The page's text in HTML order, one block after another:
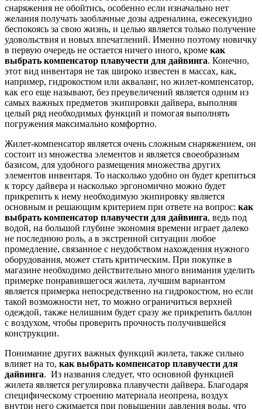
снаряжения не обойтись, особенно если изначально нет
желания получать заоблачные дозы адреналина, ежесекундно
беспокоясь за свою жизнь, и целью является только получение
удовольствия и новых впечатлений. Именно поэтому новичку
в первую очередь не остается ничего иного, кроме как
выбрать компенсатор плавучести для дайвинга. Конечно,
этот вид инвентаря не так широко известен в массах, как,
например, гидрокостюм или акваланг, но жилет-компенсатор,
как его еще называют, без преувеличений является одним из
самых важных предметов экипировки дайвера, выполняя
целый ряд необходимых функций и помогая выполнять
погружения максимально комфортно.
Жилет-компенсатор является очень сложным снаряжением, он
состоит из множества элементов и является своеобразным
базисом, для удобного размещения множества других
элементов инвентаря. То насколько удобно он будет крепиться
к торсу дайвера и насколько эргономично можно будет
прикрепить к нему необходимую экипировку является
основным и решающим критерием при ответе на вопрос: как
выбрать компенсатор плавучести для дайвинга, ведь под
водой, на большой глубине экономия времени играет далеко
не последнюю роль, а в экстренной ситуации любое
промедление, связанное с неудобством нахождения нужного
оборудования, может стать критическим. При покупке в
магазине необходимо действительно много внимания уделить
примерке понравившегося жилета, лучшим вариантом
является примерка непосредственно на гидрокостюм, но если
такой возможности нет, то можно ограничиться верхней
одеждой, также нелишним будет сразу же прикрепить баллон
с воздухом, чтобы проверить прочность получившейся
конструкции.
Понимание других важных функций жилета, также сильно
влияет на то, как выбрать компенсатор плавучести для
дайвинга. Из названия следует, что основной функцией
жилета является регулировка плавучести дайвера. Благодаря
специфическому строению материала неопрена, воздух
внутри него сжимается при повышении давления воды, что